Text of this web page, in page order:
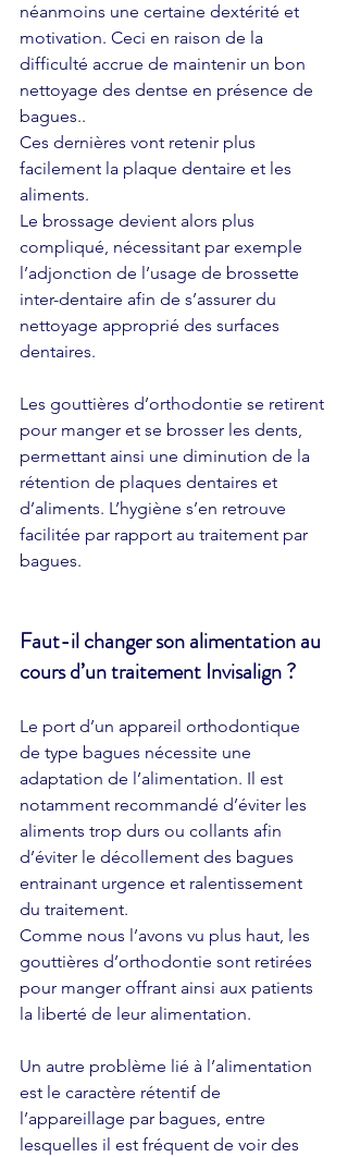
néanmoins une certaine dextérité et
motivation. Ceci en raison de la
difficulté accrue de maintenir un bon
nettoyage des dentse en présence de
bagues..
Ces dernières vont retenir plus
facilement la plaque dentaire et les
aliments.
Le brossage devient alors plus
compliqué, nécessitant par exemple
l’adjonction de l’usage de brossette
inter-dentaire afin de s’assurer du
nettoyage approprié des surfaces
dentaires.
Les gouttières d’orthodontie se retirent
pour manger et se brosser les dents,
permettant ainsi une diminution de la
rétention de plaques dentaires et
d’aliments. L’hygiène s’en retrouve
facilitée par rapport au traitement par
bagues.
Faut-il changer son alimentation au
cours d’un traitement Invisalign ?
Le port d’un appareil orthodontique
de type bagues nécessite une
adaptation de l’alimentation. Il est
notamment recommandé d’éviter les
aliments trop durs ou collants afin
d’éviter le décollement des bagues
entrainant urgence et ralentissement
du traitement.
Comme nous l’avons vu plus haut, les
gouttières d’orthodontie sont retirées
pour manger offrant ainsi aux patients
la liberté de leur alimentation.
Un autre problème lié à l’alimentation
est le caractère rétentif de
l’appareillage par bagues, entre
lesquelles il est fréquent de voir des